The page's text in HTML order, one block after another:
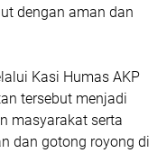
dengan aman dan
Kasi Humas AKP
tersebut menjadi
masyarakat serta
dan gotong royong di